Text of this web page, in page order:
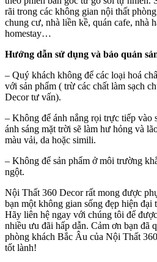
rãi trong các không gian nội thất
chung cư, nhà liền kề, quán cafe, nhà
homestay…
Hướng dẫn sử dụng và bảo quản
– Quý khách không để các loại hoá
với sản phẩm ( trừ các chất làm sạch
Decor tư vấn).
– Không để ánh nắng rọi trực tiếp vào
ánh sáng mặt trời sẽ làm hư hỏng và
màu vải, da hoặc simili.
– Không để sản phẩm ở môi trường
ngột.
Nội Thất 360 Decor rất mong được
bạn một không gian sống đẹp hiện đại
Hãy liên hệ ngay với chúng tôi để
nhiều ưu đãi hấp dẫn. Cảm ơn bạn đã
phòng khách Bắc Âu của Nội Thất
tốt lành!